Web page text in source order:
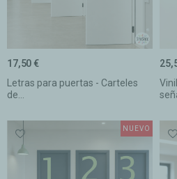
Letras para puertas - Carteles
de...
17,50 €
NUEVO